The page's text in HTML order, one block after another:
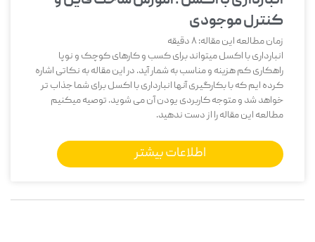
کنترل موجودی
زمان مطالعه این مقاله:8دقیقه
انبارداری با اکسل میتواند برای کسب و کارهای کوچک و نوپا
راهکاری کم هزینه و مناسب به شمار آید. در این مقاله به نکاتی اشاره
کرده ایم که با بکارگیری آنها انبارداری با اکسل برای شما جذاب تر
خواهد شد و متوجه کاربردی یودن آن می شوید. توصیه میکنیم
مطالعه این مقاله را از دست ندهید.
اطلاعات بیشتر